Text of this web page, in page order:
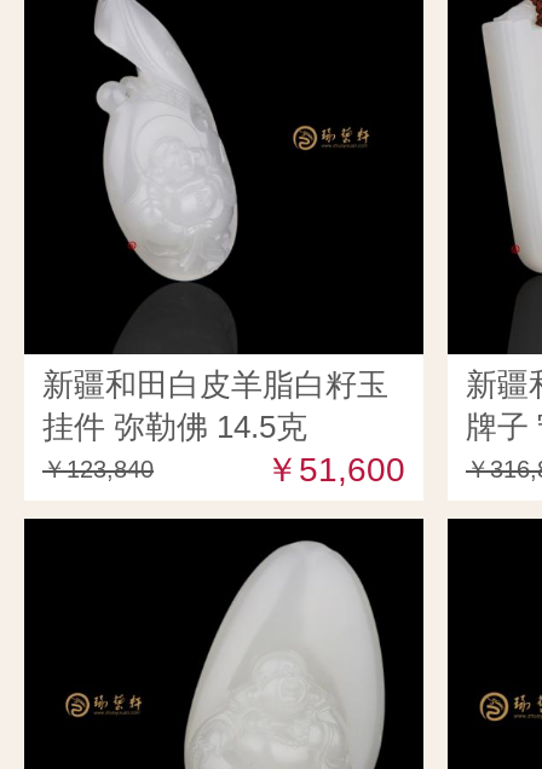
新疆和田白皮羊脂白籽玉
挂件 弥勒佛 14.5克
￥123,840 ￥51,600
新疆
牌子
￥